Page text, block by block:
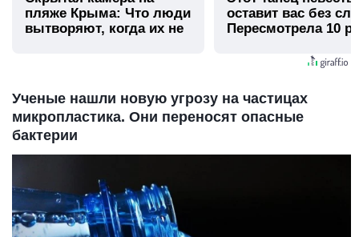
пляже Крыма: Что люди
вытворяют, когда их не
оставит вас без
Пересмотрела 10
Ученые нашли новую угрозу на частицах
микропластика. Они переносят опасные
бактерии